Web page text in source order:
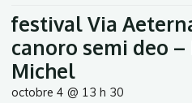
festival Via
canoro semi deo
Michel
octobre 4 @ 13 h 30